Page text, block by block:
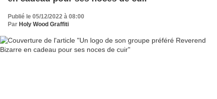
Publié le 05/12/2022 à 08:00
Par Holy Wood Graffiti